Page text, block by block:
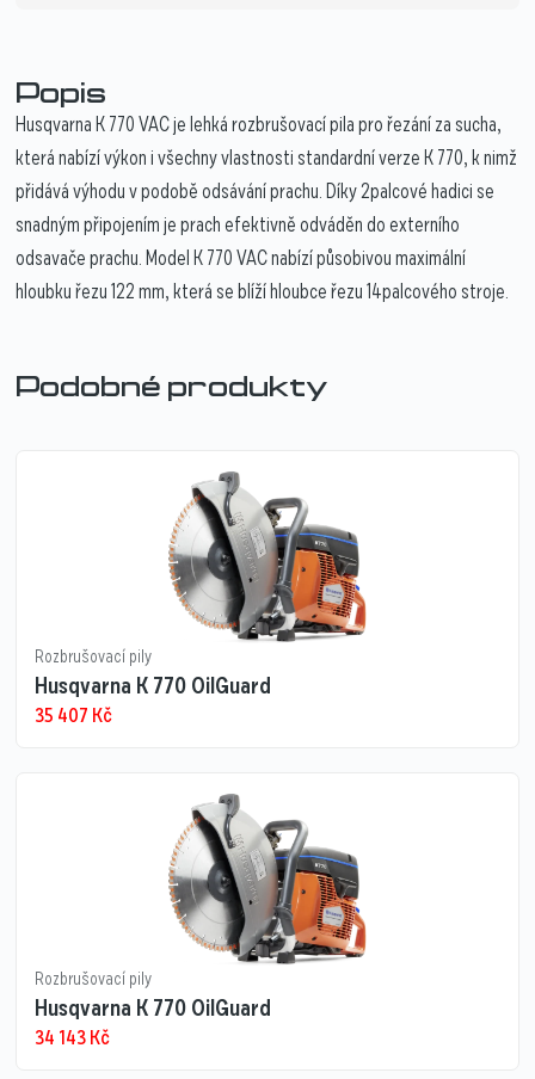
Popis
Husqvarna K 770 VAC je lehká rozbrušovací pila pro řezání za sucha,
která nabízí výkon i všechny vlastnosti standardní verze K 770, k nimž
přidává výhodu v podobě odsávání prachu. Díky 2palcové hadici se
snadným připojením je prach efektivně odváděn do externího
odsavače prachu. Model K 770 VAC nabízí působivou maximální
hloubku řezu 122 mm, která se blíží hloubce řezu 14palcového stroje.
Podobné produkty
Rozbrušovací pily
Husqvarna K 770 OilGuard
35 407 Kč
Rozbrušovací pily
Husqvarna K 770 OilGuard
34 143Kč